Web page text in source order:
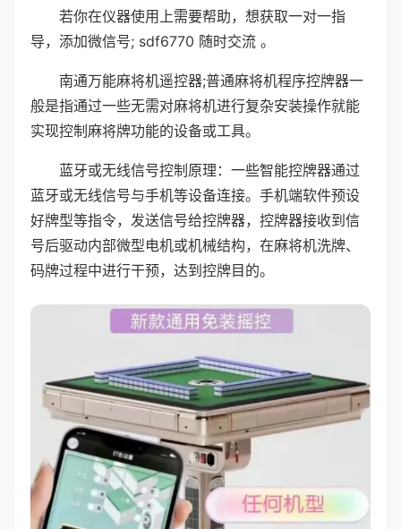
若你在仪器使用上需要帮助，想获取一对一指
导，添加微信号; sdf6770 随时交流 。
南通万能麻将机遥控器;普通麻将机程序控牌器一
般是指通过一些无需对麻将机进行复杂安装操作就能
实现控制麻将牌功能的设备或工具。
蓝牙或无线信号控制原理：一些智能控牌器通过
蓝牙或无线信号与手机等设备连接。手机端软件预设
好牌型等指令，发送信号给控牌器，控牌器接收到信
号后驱动内部微型电机或机械结构，在麻将机洗牌、
码牌过程中进行干预，达到控牌目的。